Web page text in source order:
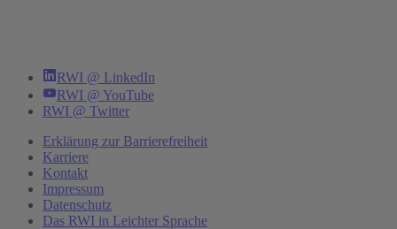
RWI @ LinkedIn
RWI @ YouTube
RWI @ Twitter
Erklärung zur Barrierefreiheit
Karriere
Kontakt
Impressum
Datenschutz
Das RWI in Leichter Sprache